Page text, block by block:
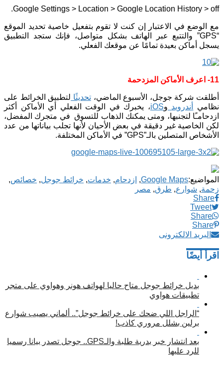
Google Settings > Location > Google Location History > off.
مع الوضع في الاعتبار إن كنت لا تقوم بتفعيل خاصية تحديد الموقع
“GPS” والتتبع عبر الهاتف بشكل متواصل، فإنك ستجد التطبيق
يسجل أماكن بعيدة تمامًا عن موقعك الفعلي.
11- اعرف الأماكن المزدحمة
أطلقت شركة جوجل، الأسبوع الماضي،تحديثًا لتطبيق الخرائط على
نظامي
أندرويد وiOS، يخبرك في الوقت الفعلي أي الأماكن أكثر
ازدحامـًا لتجنبها، ومتى يمكنك الذهاب للتسوق في متجرك المفضل،
لكن الخاصية غير دقيقة في بعض الأحيان لأنها تجلب بياناتها من عدد
الأشخاص المتصلين بالـ”GPS” في الأماكن المختلفة.
المواضيع:Google Maps
, ازدحام, خدمات, خرائط جوجل, خصائص,
زحمة, شوارع, طرق, مصر
Share
Tweet
Share
Share
البريد الالكترونى
اقرأ أيضًا
بديل خرائط جوجل متاح حاليا لهواتف هونر وهواوي على متجر
تطبيقات هواوي
“الراجل اللي ضحك على خرائط جوجل”.. ألماني يصيب شوارع
برلين بشلل مروري كاذب!
بعد انتشار خبر بدرية طلبة والـGPS.. جوجل تصدر بيانا رسميا
للرد عليها